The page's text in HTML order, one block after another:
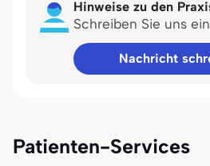
Hinweise zu den
Schreiben Sie uns
Nachricht
Patienten-Services